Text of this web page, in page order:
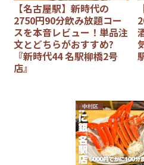
【名古屋駅】新時代の
2750円90分飲み放題コー
スを本音レビュー！単品注
文とどちらがおすすめ?
『新時代44 名駅柳橋2号
店』
中村区